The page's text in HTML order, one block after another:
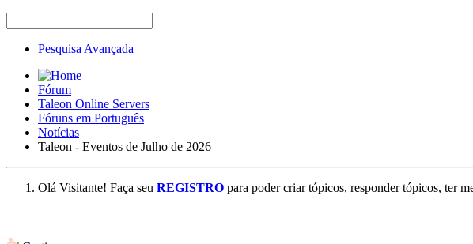
Pesquisa Avançada
Fórum
Taleon Online Servers
Fóruns em Português
Notícias
Taleon - Eventos de Julho de 2026
Olá Visitante! Faça seu REGISTRO para poder criar tópicos, responder tópicos, ter